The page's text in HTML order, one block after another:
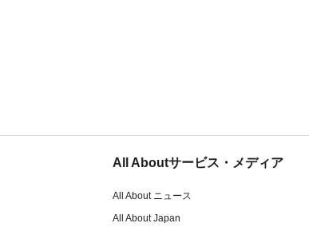
All Aboutサービス・メディア
All About ニュース
All About Japan